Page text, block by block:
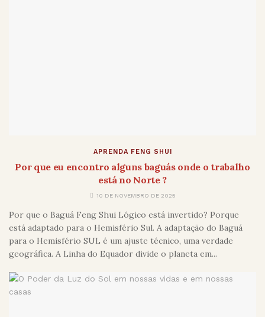
APRENDA FENG SHUI
Por que eu encontro alguns baguás onde o trabalho
está no Norte ?
10 DE NOVEMBRO DE 2025
Por que o Baguá Feng Shui Lógico está invertido? Porque
está adaptado para o Hemisfério Sul. A adaptação do Baguá
para o Hemisfério SUL é um ajuste técnico, uma verdade
geográfica. A Linha do Equador divide o planeta em...